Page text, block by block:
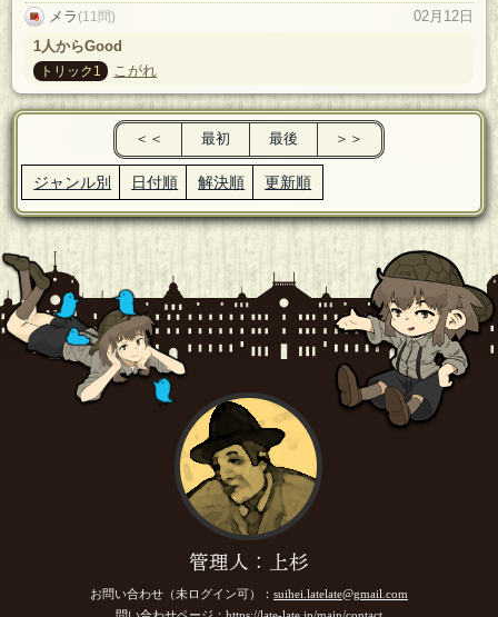
メラ (11問)
02月12日
1人からGood
トリック1 こがれ
＜＜ 最初 最後 ＞＞
ジャンル別 日付順 解決順 更新順
管理人：上杉
お問い合わせ（未ログイン可）： suihei.latelate@gmail.com